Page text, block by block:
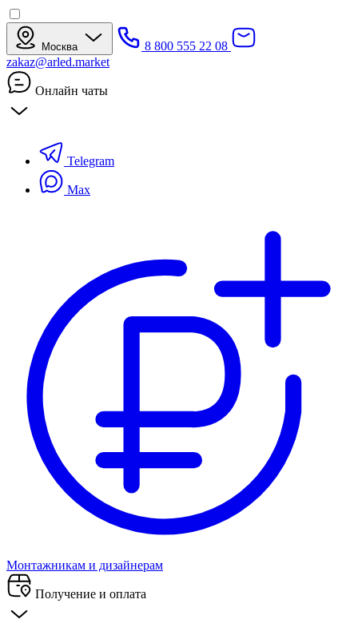
Москва
8 800 555 22 08
zakaz@arled.market
Онлайн чаты
Telegram
Max
Монтажникам и дизайнерам
Получение и оплата